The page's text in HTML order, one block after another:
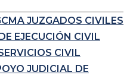
JUZGADOS CIVILES
EJECUCIÓN CIVIL
CIVIL
JUDICIAL DE